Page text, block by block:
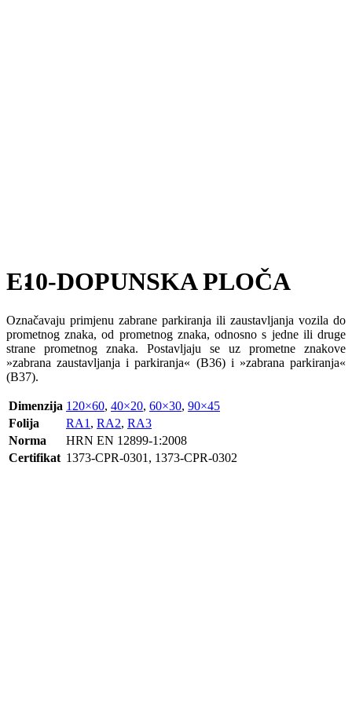
E10-DOPUNSKA PLOČA
Označavaju primjenu zabrane parkiranja ili zaustavljanja vozila do
prometnog znaka, od prometnog znaka, odnosno s jedne ili druge
strane prometnog znaka. Postavljaju se uz prometne znakove
»zabrana zaustavljanja i parkiranja« (B36) i »zabrana parkiranja«
(B37).
Dimenzija 120×60, 40×20, 60×30, 90×45
Folija
RA1 , RA2, RA3
Norma
HRN EN 12899-1:2008
Certifikat 1373-CPR-0301, 1373-CPR-0302